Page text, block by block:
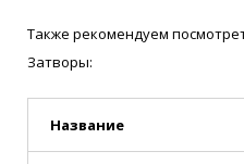
Также рекомендуем
Затворы:
Название